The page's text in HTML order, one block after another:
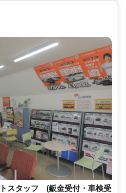
スタッフ (鈑金受付・車検受